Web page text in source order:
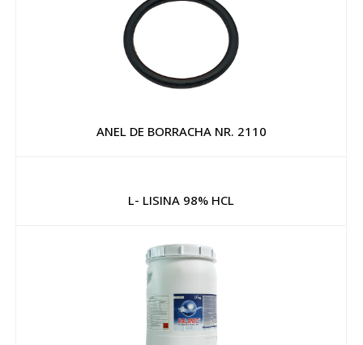
ANEL DE BORRACHA NR. 2110
L- LISINA 98% HCL